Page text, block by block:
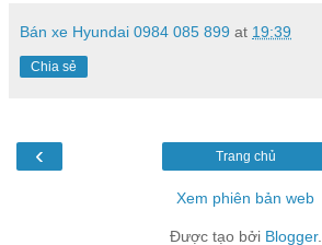
Bán xe Hyundai 0984 085 899 at 19:39
Chia sẻ
‹ Trang chủ
Xem phiên bản web
Được tạo bởi Blogger.